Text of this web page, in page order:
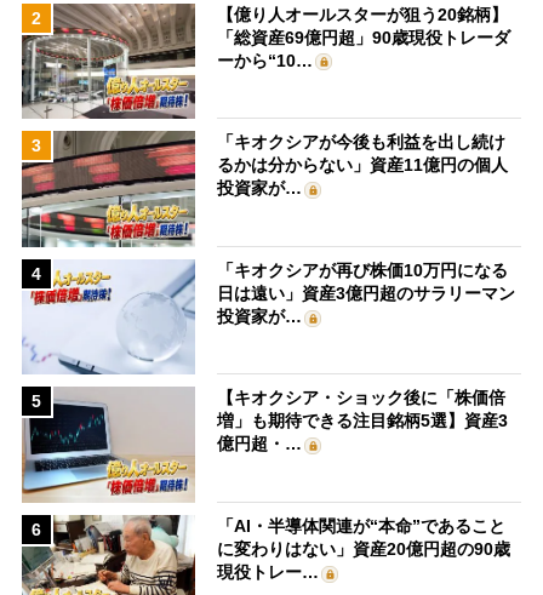
2
【億り人オールスターが狙う20銘柄】
「総資産69億円超」90歳現役トレーダ
ーから“10…
3
「キオクシアが今後も利益を出し続け
るかは分からない」資産11億円の個人
投資家が…
4
「キオクシアが再び株価10万円になる
日は遠い」資産3億円超のサラリーマン
投資家が…
5
【キオクシア・ショック後に「株価倍
増」も期待できる注目銘柄5選】資産3
億円超・…
6
「AI・半導体関連が“本命”であること
に変わりはない」資産20億円超の90歳
現役トレー…